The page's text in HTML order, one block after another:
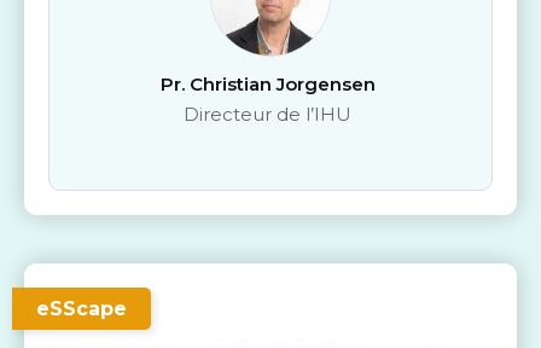
Pr. Christian Jorgensen
Directeur de l’IHU
eSScape